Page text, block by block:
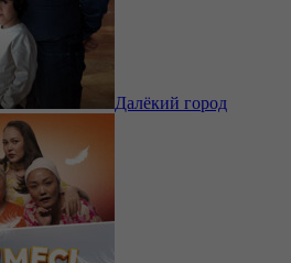
Далёкий город